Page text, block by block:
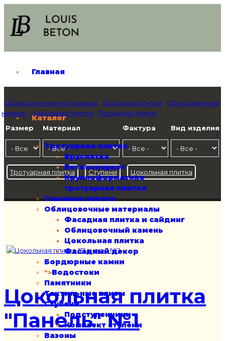
Главная
Каталог
Тротуарная плитка
Брусчатка
Бетонопаркет
Крупноформатная
тротуарная плитка
Газонная плитка
Облицовочные материалы
Фасадная плитка и сайдинг
Облицовочный камень
Цокольная плитка
Фасадный декор
Бордюрные камни
">Водостоки
Памятники
Тактильные плиты
Ступени
Подступенники
Комплект ступени
Вазоны
Облицовочные материалы Фасадная плитка
Облицовочный
камень
Цокольная плитка
Фасадный декор
Размер
Материал Фактура Вид изделия
Тротуарная плитка Ступени Цокольная плитка
Цокольная плитка
"Панель" №1